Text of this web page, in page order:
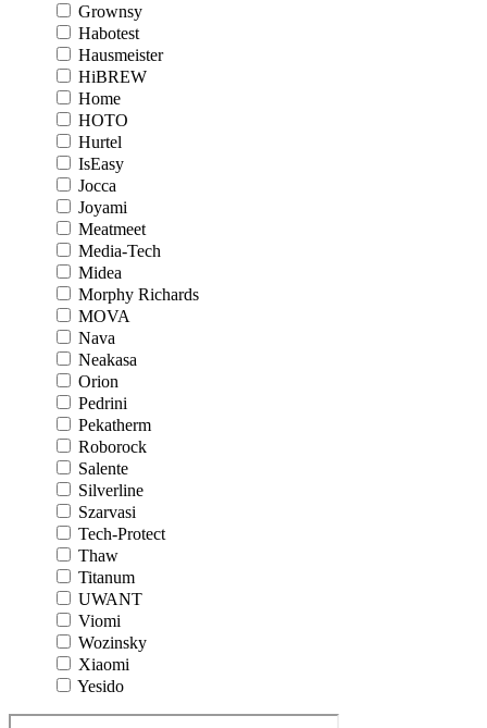
Grownsy
Habotest
Hausmeister
HiBREW
Home
HOTO
Hurtel
IsEasy
Jocca
Joyami
Meatmeet
Media-Tech
Midea
Morphy Richards
MOVA
Nava
Neakasa
Orion
Pedrini
Pekatherm
Roborock
Salente
Silverline
Szarvasi
Tech-Protect
Thaw
Titanum
UWANT
Viomi
Wozinsky
Xiaomi
Yesido